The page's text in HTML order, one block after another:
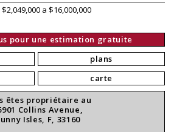
$2,049,000 a $16,000,000
pour une estimation gratuite
plans
carte
êtes propriétaire au
Collins Avenue,
Isles, F, 33160